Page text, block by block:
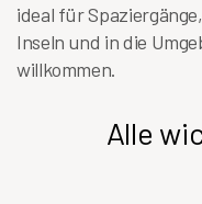
ideal für
Inseln und in die
willkommen.
Alle